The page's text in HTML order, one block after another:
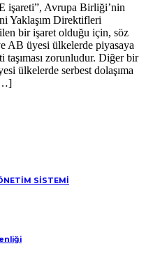
işareti”, Avrupa Birliği’nin
Yaklaşım Direktifleri
bir işaret olduğu için, söz
AB üyesi ülkelerde piyasaya
zorunludur. Diğer bir
ülkelerde serbest dolaşıma
SİSTEMİ